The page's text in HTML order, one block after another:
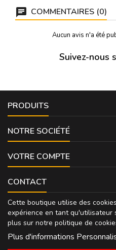
COMMENTAIRES (0)
Aucun avis n'a été
Suivez-nous
PRODUITS
NOTRE SOCIÉTÉ
VOTRE COMPTE
CONTACT
Cette boutique utilise des
expérience en tant qu'utilisateur
plus sur notre politique de
Plus d'informations